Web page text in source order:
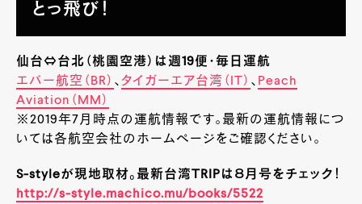
とっ飛び！
仙台⇔台北（桃園空港）は週19便・毎日運航
エバー航空（BR） 、 タイガーエア台湾（IT） 、 Peach
Aviation（MM）
※2019年7月時点の運航情報です。最新の運航情報につ
いては各航空会社のホームページをご確認ください。
S-styleが現地取材。最新台湾TRIPは８月号をチェック！
http://s-style.machico.mu/books/5522